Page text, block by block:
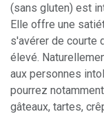
(sans gluten) est
Elle offre une
s'avérer de courte
élevé.
aux personnes
pourrez
gâteaux, tartes,